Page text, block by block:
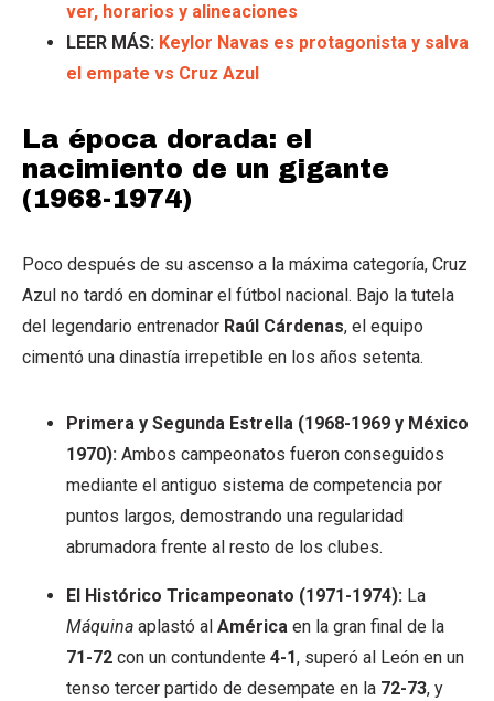
ver, horarios y alineaciones
LEER MÁS: Keylor Navas es protagonista y salva
el empate vs Cruz Azul
La época dorada: el
nacimiento de un gigante
(1968-1974)
Poco después de su ascenso a la máxima categoría, Cruz
Azul no tardó en dominar el fútbol nacional. Bajo la tutela
del legendario entrenador Raúl Cárdenas, el equipo
cimentó una dinastía irrepetible en los años setenta.
Primera y Segunda Estrella (1968-1969 y México
1970): Ambos campeonatos fueron conseguidos
mediante el antiguo sistema de competencia por
puntos largos, demostrando una regularidad
abrumadora frente al resto de los clubes.
El Histórico Tricampeonato (1971-1974): La
Máquina aplastó al América en la gran final de la
71-72 con un contundente 4-1, superó al León en un
tenso tercer partido de desempate en la 72-73, y